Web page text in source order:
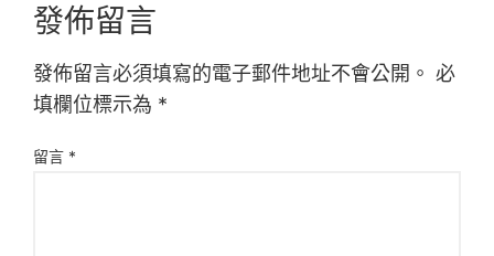
發佈留言
發佈留言必須填寫的電子郵件地址不會公開。 必
填欄位標示為 *
留言 *